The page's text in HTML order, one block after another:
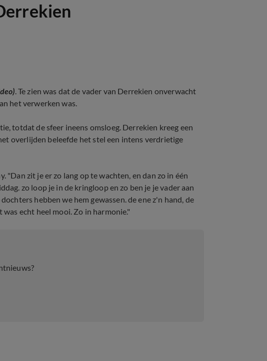
. Te zien was dat de vader van Derrekien onverwacht
het verwerken was.
totdat de sfeer ineens omsloeg. Derrekien kreeg een
overlijden beleefde het stel een intens verdrietige
"Dan zit je er zo lang op te wachten, en dan zo in één
zo loop je in de kringloop en zo ben je je vader aan
hebben we hem gewassen. de ene z'n hand, de
echt heel mooi. Zo in harmonie."